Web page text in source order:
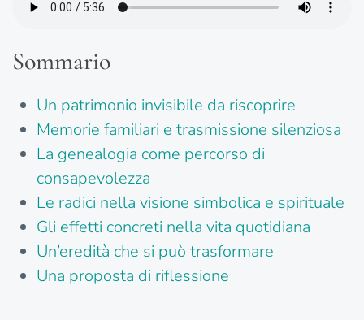
Sommario
Un patrimonio invisibile da riscoprire
Memorie familiari e trasmissione silenziosa
La genealogia come percorso di
consapevolezza
Le radici nella visione simbolica e spirituale
Gli effetti concreti nella vita quotidiana
Un’eredità che si può trasformare
Una proposta di riflessione